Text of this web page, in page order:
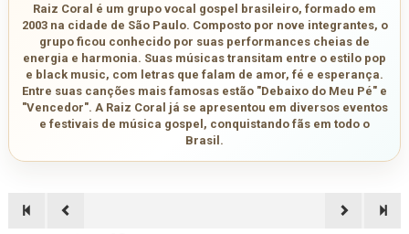
Raiz Coral é um grupo vocal gospel brasileiro, formado em
2003 na cidade de São Paulo. Composto por nove integrantes, o
grupo ficou conhecido por suas performances cheias de
energia e harmonia. Suas músicas transitam entre o estilo pop
e black music, com letras que falam de amor, fé e esperança.
Entre suas canções mais famosas estão "Debaixo do Meu Pé" e
"Vencedor". A Raiz Coral já se apresentou em diversos eventos
e festivais de música gospel, conquistando fãs em todo o
Brasil.